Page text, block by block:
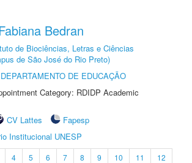
Bedran
de Biociências, Letras e Ciências
de São José do Rio Preto)
DEPARTAMENTO DE EDUCAÇÃO
Category: RDIDP Academic
CV Lattes
Fapesp
Institucional UNESP
4 5 6 7 8 9 10 11
12